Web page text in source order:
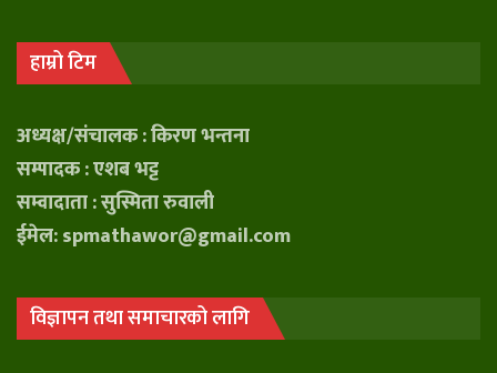
हाम्रो टिम
अध्यक्ष/संचालक : किरण भन्तना
सम्पादक : एशब भट्ट
सम्वादाता : सुस्मिता रुवाली
ईमेल: spmathawor@gmail.com
विज्ञापन तथा समाचारको लागि